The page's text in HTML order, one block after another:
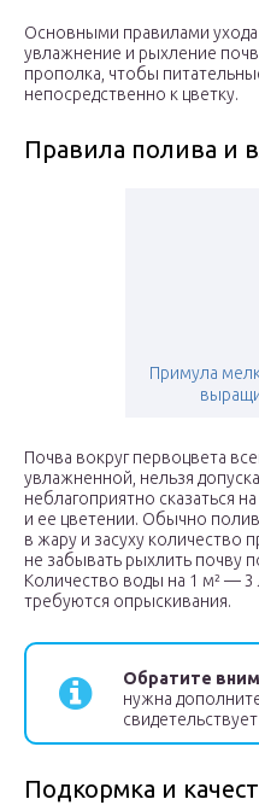
Основными правилами
увлажнение и рыхление
прополка, чтобы
непосредственно к цветку.
Правила полива и
Примула
Почва вокруг первоцвета
увлажненной, нельзя
неблагоприятно сказаться
и ее цветении. Обычно
в жару и засуху количество
не забывать рыхлить почву
Количество воды на 1 м² — 3
требуются опрыскивания.
Обратите
нужна
Подкормка и